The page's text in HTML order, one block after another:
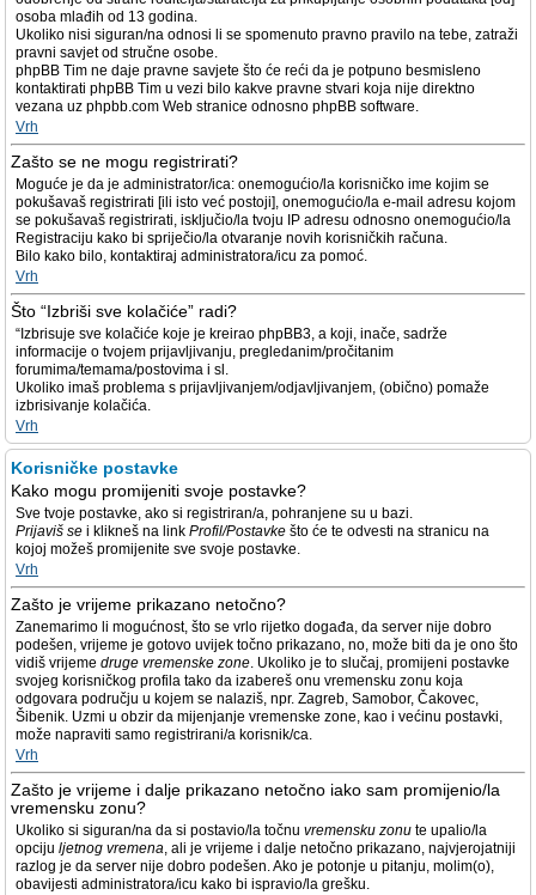
osoba mlađih od 13 godina.
Ukoliko nisi siguran/na odnosi li se spomenuto pravno pravilo na tebe, zatraži
pravni savjet od stručne osobe.
phpBB Tim ne daje pravne savjete što će reći da je potpuno besmisleno
kontaktirati phpBB Tim u vezi bilo kakve pravne stvari koja nije direktno
vezana uz phpbb.com Web stranice odnosno phpBB software.
Vrh
Zašto se ne mogu registrirati?
Moguće je da je administrator/ica: onemogućio/la korisničko ime kojim se
pokušavaš registrirati [ili isto već postoji], onemogućio/la e-mail adresu kojom
se pokušavaš registrirati, isključio/la tvoju IP adresu odnosno onemogućio/la
Registraciju kako bi spriječio/la otvaranje novih korisničkih računa.
Bilo kako bilo, kontaktiraj administratora/icu za pomoć.
Vrh
Što “Izbriši sve kolačiće” radi?
“Izbrisuje sve kolačiće koje je kreirao phpBB3, a koji, inače, sadrže
informacije o tvojem prijavljivanju, pregledanim/pročitanim
forumima/temama/postovima i sl.
Ukoliko imaš problema s prijavljivanjem/odjavljivanjem, (obično) pomaže
izbrisivanje kolačića.
Vrh
Korisničke postavke
Kako mogu promijeniti svoje postavke?
Sve tvoje postavke, ako si registriran/a, pohranjene su u bazi.
Prijaviš se i klikneš na link Profil/Postavke što će te odvesti na stranicu na
kojoj možeš promijenite sve svoje postavke.
Vrh
Zašto je vrijeme prikazano netočno?
Zanemarimo li mogućnost, što se vrlo rijetko događa, da server nije dobro
podešen, vrijeme je gotovo uvijek točno prikazano, no, može biti da je ono što
vidiš vrijeme druge vremenske zone. Ukoliko je to slučaj, promijeni postavke
svojeg korisničkog profila tako da izabereš onu vremensku zonu koja
odgovara području u kojem se nalaziš, npr. Zagreb, Samobor, Čakovec,
Šibenik. Uzmi u obzir da mijenjanje vremenske zone, kao i većinu postavki,
može napraviti samo registrirani/a korisnik/ca.
Vrh
Zašto je vrijeme i dalje prikazano netočno iako sam promijenio/la
vremensku zonu?
Ukoliko si siguran/na da si postavio/la točnu vremensku zonu te upalio/la
opciju ljetnog vremena, ali je vrijeme i dalje netočno prikazano, najvjerojatniji
razlog je da server nije dobro podešen. Ako je potonje u pitanju, molim(o),
obavijesti administratora/icu kako bi ispravio/la grešku.